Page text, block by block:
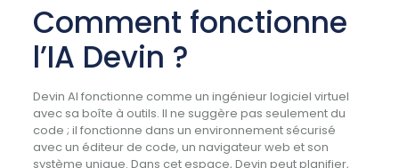
Comment fonctionne
l’IA Devin ?
Devin AI fonctionne comme un ingénieur logiciel virtuel
avec sa boîte à outils. Il ne suggère pas seulement du
code ; il fonctionne dans un environnement sécurisé
avec un éditeur de code, un navigateur web et son
système unique. Dans cet espace, Devin peut planifier,